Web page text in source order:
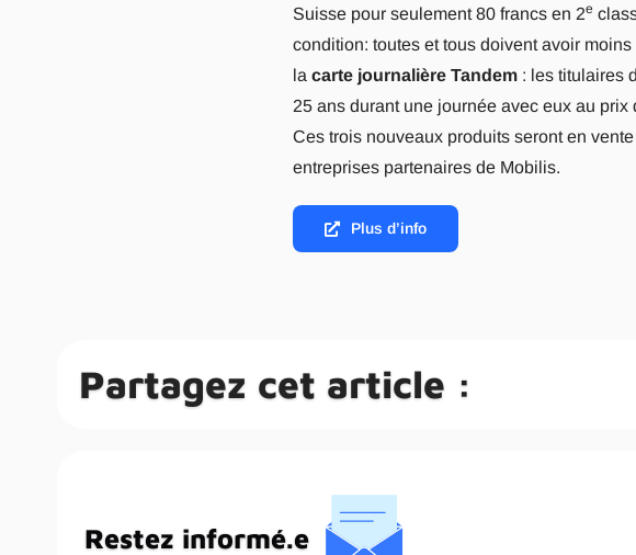
Suisse pour seulement 80 francs en 2e
condition: toutes et tous doivent avoir moins
la carte journalière Tandem: les titulaires
25 ans durant une journée avec eux au prix
Ces trois nouveaux produits seront en
entreprises partenaires de Mobilis.
Plus d’info
Partagez cet article :
Restez informé.e